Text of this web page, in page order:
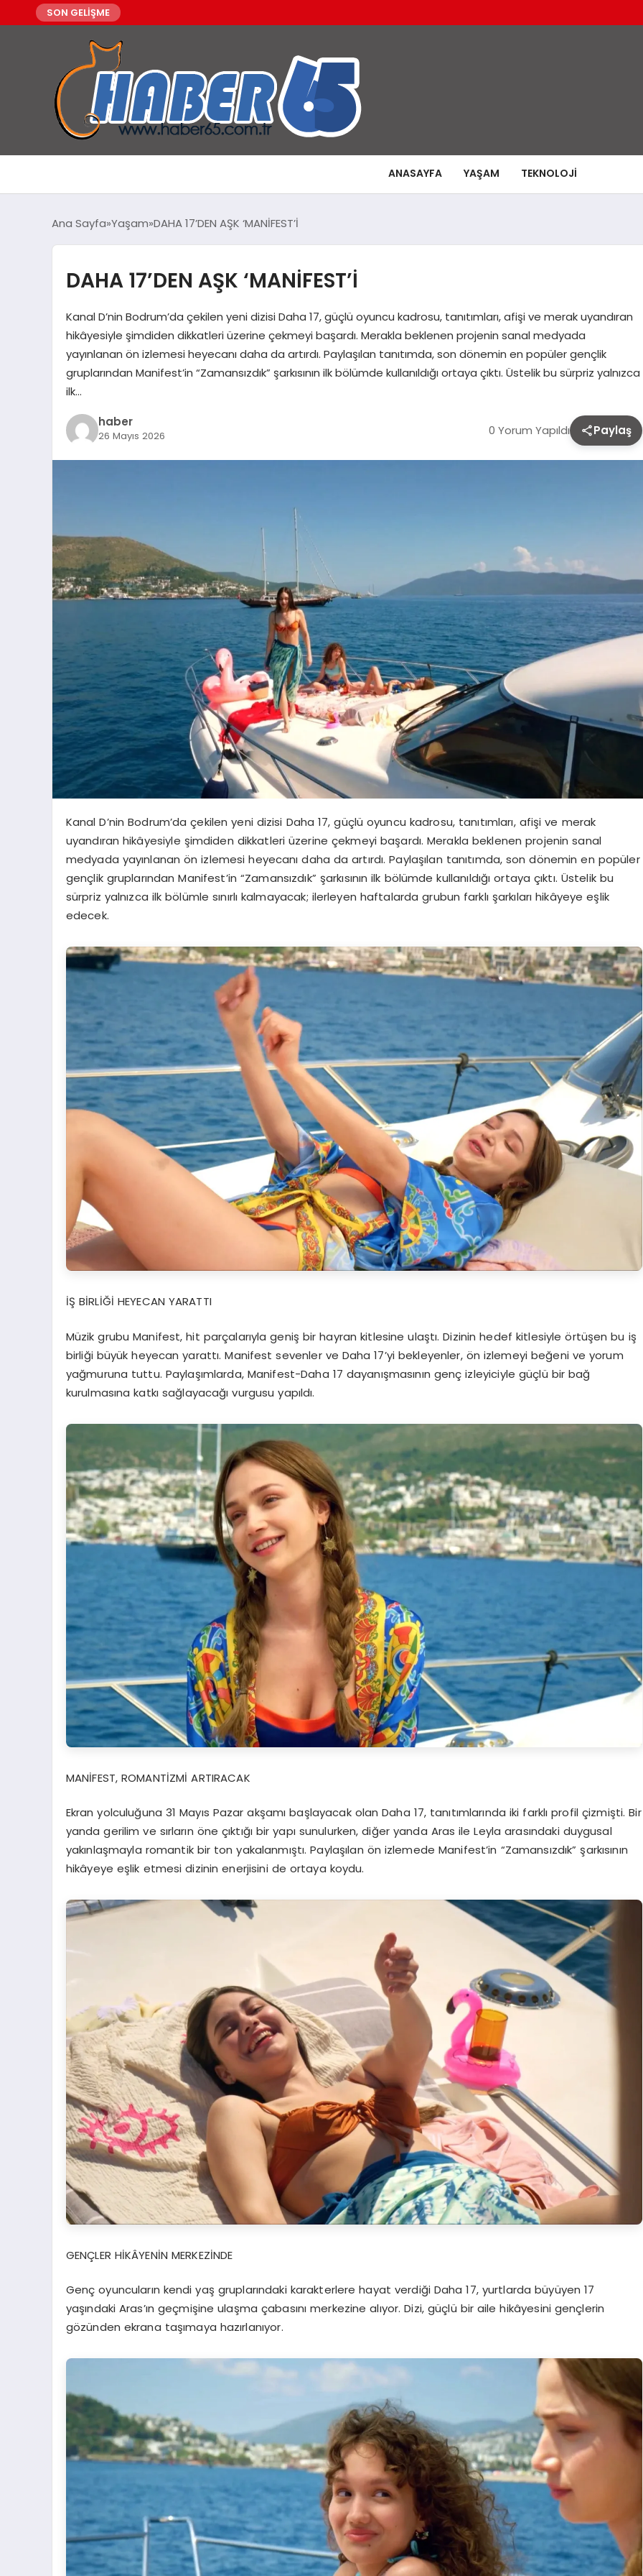
SON GELİŞME
ANASAYFA YAŞAM TEKNOLOJI
Ana Sayfa Yaşam DAHA 17’DEN AŞK ‘MANİFEST’İ
DAHA 17’DEN AŞK ‘MANİFEST’İ
Kanal D’nin Bodrum’da çekilen yeni dizisi Daha 17, güçlü oyuncu kadrosu, tanıtımları, afişi ve merak uyandıran
hikâyesiyle şimdiden dikkatleri üzerine çekmeyi başardı. Merakla beklenen projenin sanal medyada
yayınlanan ön izlemesi heyecanı daha da artırdı. Paylaşılan tanıtımda, son dönemin en popüler gençlik
gruplarından Manifest’in “Zamansızdık” şarkısının ilk bölümde kullanıldığı ortaya çıktı. Üstelik bu sürpriz yalnızca
ilk…
haber
26 Mayıs 2026 0 Yorum Yapıldı Paylaş
Kanal D’nin Bodrum’da çekilen yeni dizisi Daha 17, güçlü oyuncu kadrosu, tanıtımları, afişi ve merak
uyandıran hikâyesiyle şimdiden dikkatleri üzerine çekmeyi başardı. Merakla beklenen projenin sanal
medyada yayınlanan ön izlemesi heyecanı daha da artırdı. Paylaşılan tanıtımda, son dönemin en popüler
gençlik gruplarından Manifest’in “Zamansızdık” şarkısının ilk bölümde kullanıldığı ortaya çıktı. Üstelik bu
sürpriz yalnızca ilk bölümle sınırlı kalmayacak; ilerleyen haftalarda grubun farklı şarkıları hikâyeye eşlik
edecek.
İŞ BİRLİĞİ HEYECAN YARATTI
Müzik grubu Manifest, hit parçalarıyla geniş bir hayran kitlesine ulaştı. Dizinin hedef kitlesiyle örtüşen bu iş
birliği büyük heyecan yarattı. Manifest sevenler ve Daha 17’yi bekleyenler, ön izlemeyi beğeni ve yorum
yağmuruna tuttu. Paylaşımlarda, Manifest-Daha 17 dayanışmasının genç izleyiciyle güçlü bir bağ
kurulmasına katkı sağlayacağı vurgusu yapıldı.
MANİFEST, ROMANTİZMİ ARTIRACAK
Ekran yolculuğuna 31 Mayıs Pazar akşamı başlayacak olan Daha 17, tanıtımlarında iki farklı profil çizmişti. Bir
yanda gerilim ve sırların öne çıktığı bir yapı sunulurken, diğer yanda Aras ile Leyla arasındaki duygusal
yakınlaşmayla romantik bir ton yakalanmıştı. Paylaşılan ön izlemede Manifest’in “Zamansızdık” şarkısının
hikâyeye eşlik etmesi dizinin enerjisini de ortaya koydu.
GENÇLER HİKÂYENİN MERKEZİNDE
Genç oyuncuların kendi yaş gruplarındaki karakterlere hayat verdiği Daha 17, yurtlarda büyüyen 17
yaşındaki Aras’ın geçmişine ulaşma çabasını merkezine alıyor. Dizi, güçlü bir aile hikâyesini gençlerin
gözünden ekrana taşımaya hazırlanıyor.